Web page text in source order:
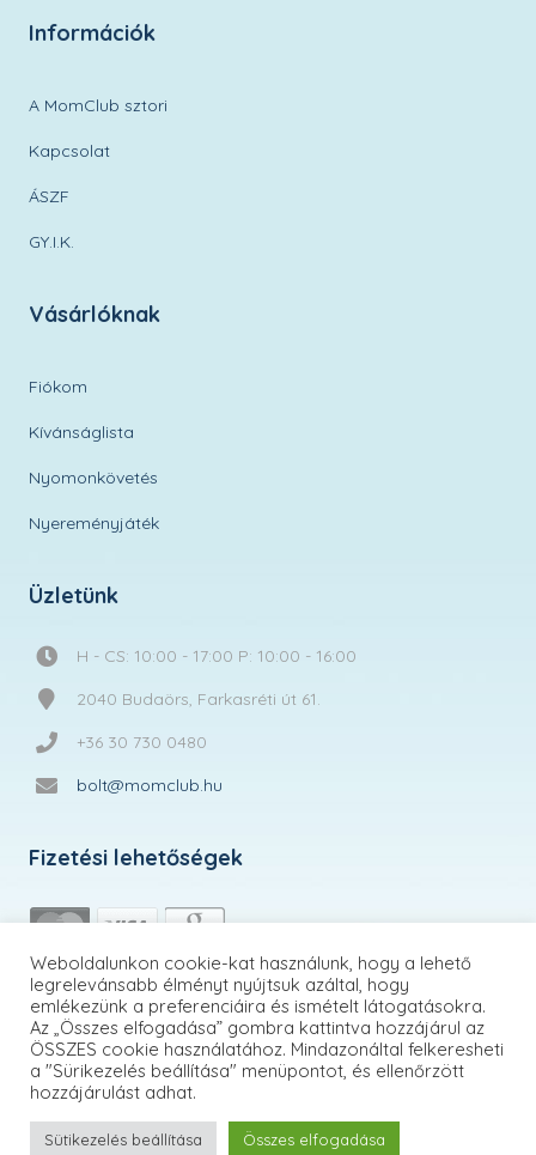
Információk
A MomClub sztori
Kapcsolat
ÁSZF
GY.I.K.
Vásárlóknak
Fiókom
Kívánságlista
Nyomonkövetés
Nyereményjáték
Üzletünk
H - CS: 10:00 - 17:00 P: 10:00 - 16:00
2040 Budaörs, Farkasréti út 61.
+36 30 730 0480
bolt@momclub.hu
Fizetési lehetőségek
MomClub.hu | © 2026 Minden jog fenntartva!
Weboldalunkon cookie-kat használunk, hogy a lehető
legrelevánsabb élményt nyújtsuk azáltal, hogy
emlékezünk a preferenciáira és ismételt látogatásokra.
Az „Összes elfogadása” gombra kattintva hozzájárul az
ÖSSZES cookie használatához. Mindazonáltal felkeresheti
a "Sürikezelés beállítása" menüpontot, és ellenőrzött
hozzájárulást adhat.
Sütikezelés beállítása Összes elfogadása